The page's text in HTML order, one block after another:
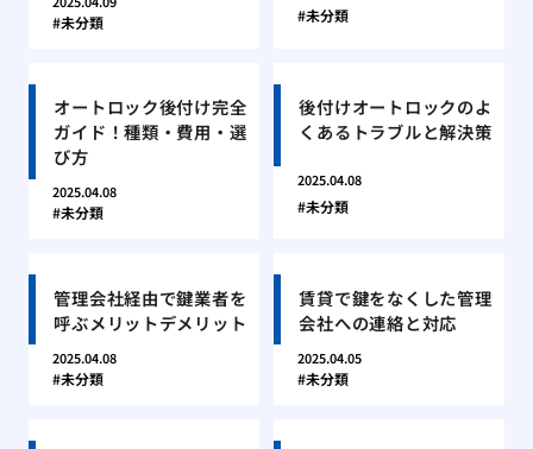
未分類 未分類
オートロック後付け完全
ガイド！種類・費用・選
び方
2025.04.08
未分類
後付けオートロックのよ
くあるトラブルと解決策
2025.04.08
未分類
管理会社経由で鍵業者を
呼ぶメリットデメリット
2025.04.08
未分類
賃貸で鍵をなくした管理
会社への連絡と対応
2025.04.05
未分類